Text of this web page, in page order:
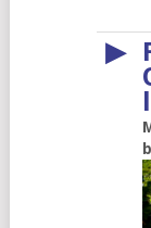
▶